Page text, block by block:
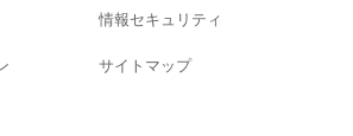
情報セキュリティ
サイトマップ